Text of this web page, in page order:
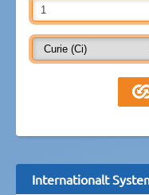
Internationalt